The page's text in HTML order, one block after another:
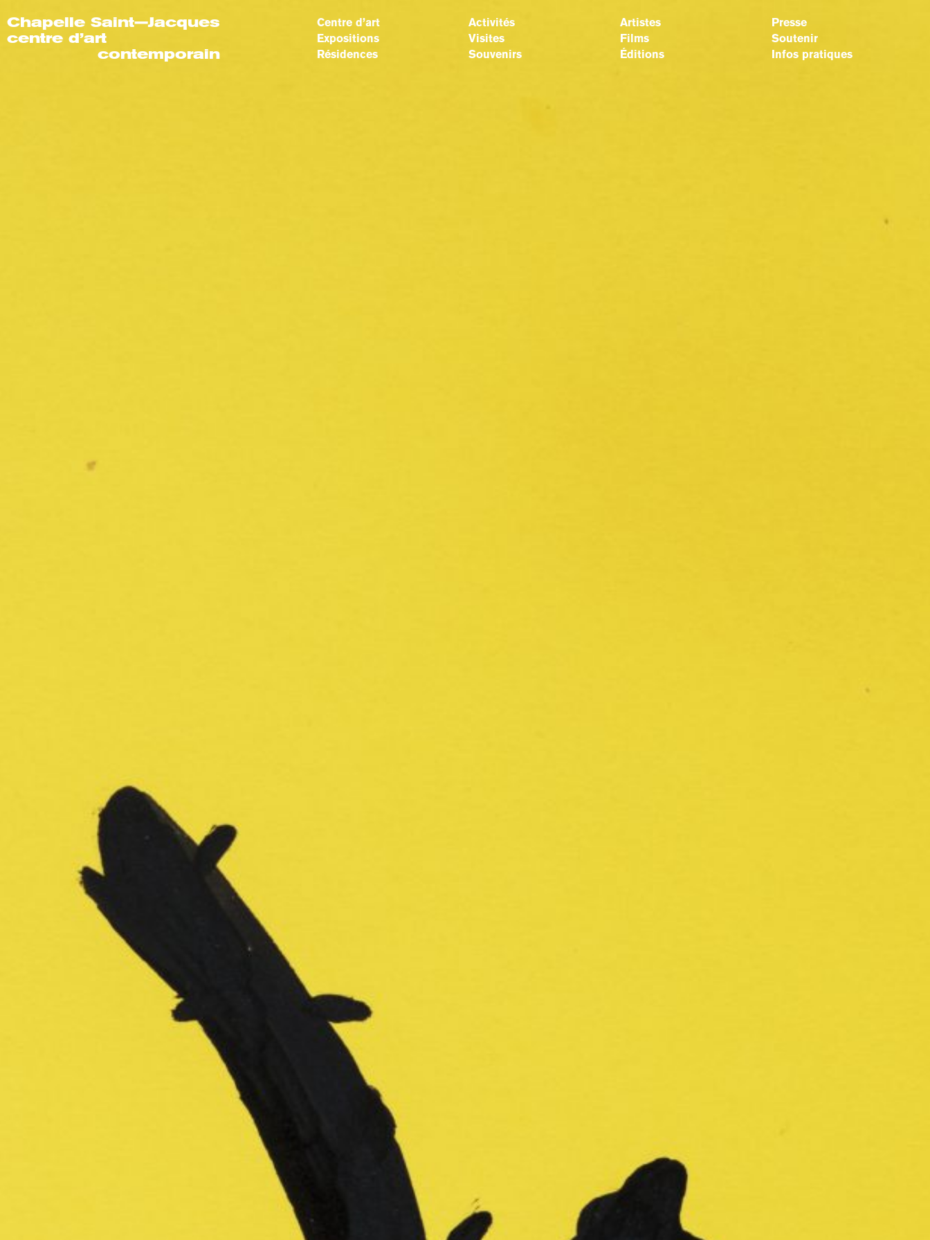
Chapelle Saint—Jacques
centre d’art
contemporain
Centre d’art
Expositions
Résidences
Activités
Visites
Souvenirs
Artistes
Films
Éditions
Presse
Soutenir
Infos pratiques